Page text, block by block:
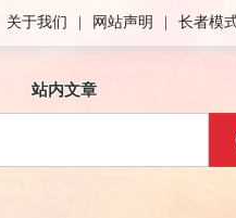
关于我们 网站声明 长者模
站内文章